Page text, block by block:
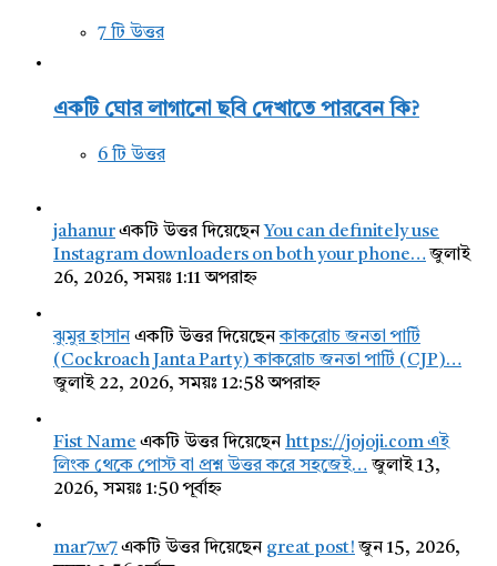
7 টি উত্তর
একটি ঘোর লাগানো ছবি দেখাতে পারবেন কি?
6 টি উত্তর
jahanurএকটি উত্তর দিয়েছেন You can definitely use
Instagram downloaders on both your phone… জুলাই
26, 2026, সময়ঃ 1:11 অপরাহ্ন
ঝুমুর হাসানএকটি উত্তর দিয়েছেনকাকরোচ জনতা পার্টি
(Cockroach Janta Party) কাকরোচ জনতা পার্টি (CJP)…
জুলাই 22, 2026, সময়ঃ 12:58 অপরাহ্ন
Fist Name একটি উত্তর দিয়েছেন https://jojoji.com এই
লিংক থেকে পোস্ট বা প্রশ্ন উত্তর করে সহজেই… জুলাই 13,
2026, সময়ঃ 1:50 পূর্বাহ্ন
mar7w7একটি উত্তর দিয়েছেন great post! জুন 15, 2026,